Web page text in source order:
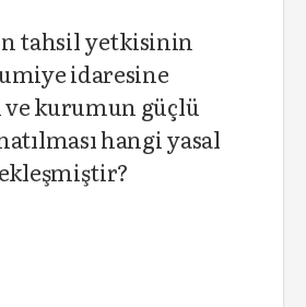
tahsil yetkisinin
idaresine
kurumun güçlü
hangi yasal